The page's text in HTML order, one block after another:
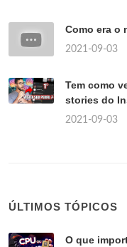
Como era o
2021-09-03
Tem como
stories do
2021-09-03
ÚLTIMOS TÓPICOS
O que